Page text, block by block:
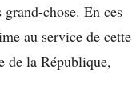
chose. En ces
au service de cette
de la République,